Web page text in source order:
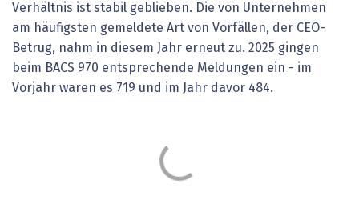
Verhältnis ist stabil geblieben. Die von Unternehmen
am häufigsten gemeldete Art von Vorfällen, der CEO-
Betrug, nahm in diesem Jahr erneut zu. 2025 gingen
beim BACS 970 entsprechende Meldungen ein - im
Vorjahr waren es 719 und im Jahr davor 484.